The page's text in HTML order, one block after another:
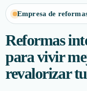
Empresa de
Reformas
para vivir
revalorizar